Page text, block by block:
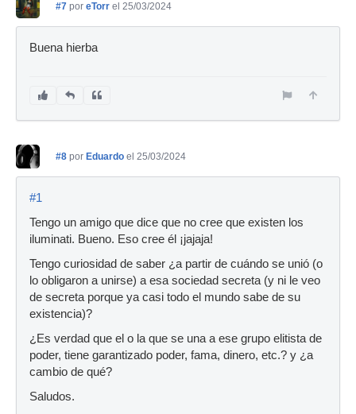
#7 por eTorr el 25/03/2024
Buena hierba
#8 por Eduardo el 25/03/2024
#1
Tengo un amigo que dice que no cree que existen los
iluminati. Bueno. Eso cree él ¡jajaja!
Tengo curiosidad de saber ¿a partir de cuándo se unió (o
lo obligaron a unirse) a esa sociedad secreta (y ni le veo
de secreta porque ya casi todo el mundo sabe de su
existencia)?
¿Es verdad que el o la que se una a ese grupo elitista de
poder, tiene garantizado poder, fama, dinero, etc.? y ¿a
cambio de qué?
Saludos.